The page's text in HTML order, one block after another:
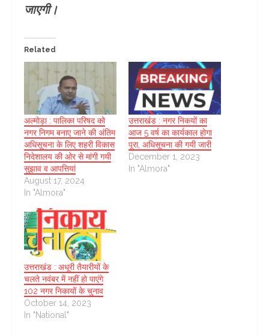
जाएगी।
Related
अल्मोड़ा : पालिका परिषद को
नगर निगम बनाए जाने की अंतिम
अधिसूचना के लिए शहरी विकास
निदेशालय की ओर से मांगी गयी
सुझाव व आपत्तियां
August 17, 2024
In "Almora"
उत्तराखंड : नगर निकयों का
आज 5 वर्ष का कार्यकाल होगा
पूरा, अधिसूचना की गयी जारी
December 1, 2023
In "Almora"
उत्तराखंड : अधूरी तैयारीयों के
चलते नवंबर में नहीं हो पाएंगे
102 नगर निकायों के चुनाव
October 14, 2023
In "National"